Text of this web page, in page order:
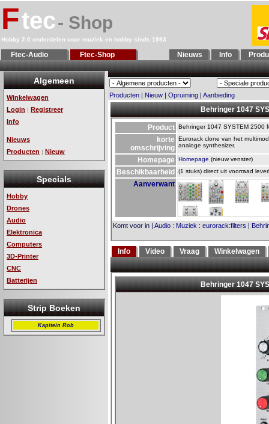
Ftec- Shop
Hobby 2.0 onderdelen voor muziek en hobby sinds 1993
Ftec-Audio Ftec-Shop Nieuws Info
Algemeen
Winkelwagen
Login | Registreer
Info
Nieuws
Producten | Nieuw
Specials
Hobby
Drones
Audio
Elektronica
Computers
3D-Printer
CNC
Batterijen
Strip Boeken
Kapitein Rob
Producten | Nieuw | Opruiming | Aanbieding
Behringer 1047
Product Behringer 1047 SYSTEM 2500
korte
omschrijving
Eurorack clone van het
analoge synthesizer.
Homepage Homepage (nieuw venster)
Beschikbaarheid (1 stuks) direct uit voorraad
Aanverwant
Komt voor in | Audio : Muziek : eurorack:filters |
Info Video Vraag Winkelwagen